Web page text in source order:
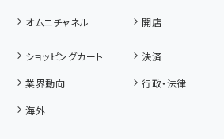
オムニチャネル 開店
ショッピングカート
決済
業界動向
行政・法律
海外